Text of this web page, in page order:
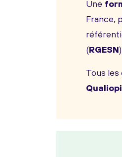
Une
France,
(RGESN
Tous
Qualiopi